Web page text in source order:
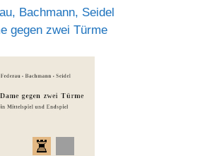
Bachmann, Seidel
gegen zwei Türme